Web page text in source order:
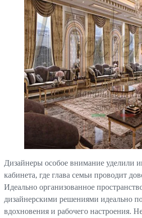
Дизайнеры особое внимание уделили
кабинета, где глава семьи проводит
Идеально организованное
дизайнерскими решениями идеально
вдохновения и рабочего настроения.